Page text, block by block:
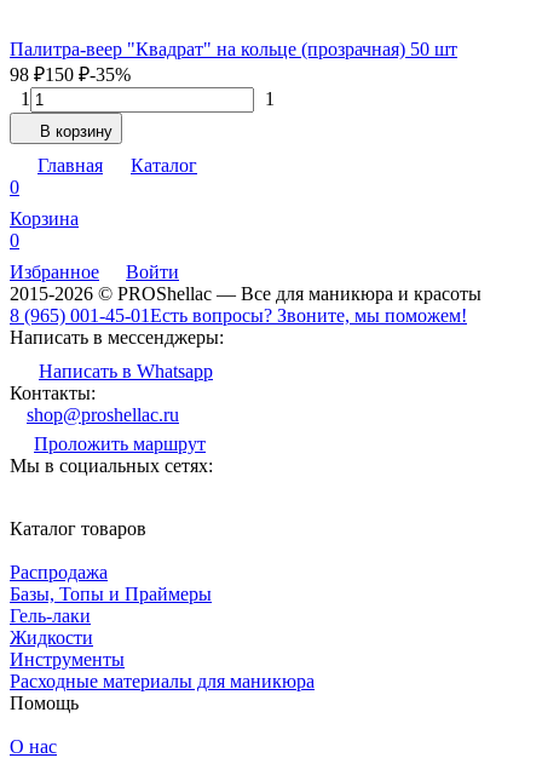
Палитра-веер "Квадрат" на кольце (прозрачная) 50 шт
98 ₽150 ₽-35%
1
1
В корзину
Главная
Каталог
0
Корзина
0
Избранное
Войти
2015-2026 © PROShellac — Все для маникюра и красоты
8 (965) 001-45-01Есть вопросы? Звоните, мы поможем!
Написать в мессенджеры:
Написать в Whatsapp
Контакты:
shop@proshellac.ru
Проложить маршрут
Мы в социальных сетях:
Каталог товаров
Распродажа
Базы, Топы и Праймеры
Гель-лаки
Жидкости
Инструменты
Расходные материалы для маникюра
Помощь
О нас